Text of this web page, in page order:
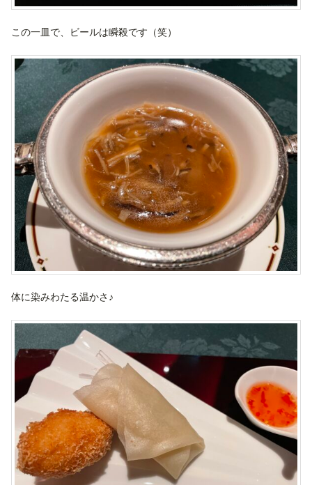
この一皿で、ビールは瞬殺です（笑）
体に染みわたる温かさ♪